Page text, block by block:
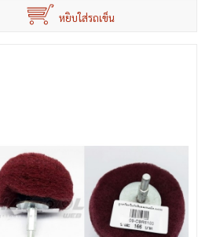
หยิบใส่รถเข็น